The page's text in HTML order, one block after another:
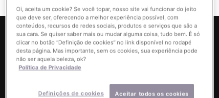
Respostas às suas dúvidas mais frequentes sobre
Oi, aceita um cookie? Se você topar, nosso site vai funcionar do jeito
que deve ser, oferecendo a melhor experiência possível, com
conteúdos, recursos de redes sociais, produtos e serviços que são a
sua cara. Se quiser saber mais ou mudar alguma coisa, tudo bem. É só
clicar no botão “Definição de cookies” no link disponível no rodapé
desta página. Mas importante, sem os cookies, sua experiência pode
não ser aquela beleza, ok?
Política de Privacidade
Definições de cookies Aceitar todos os cookies